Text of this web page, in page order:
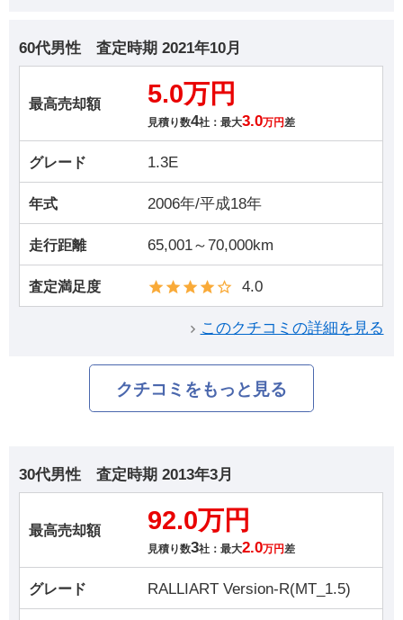
60代男性 査定時期 2021年10月
最高売却額 5.0万円
見積り数4社：最大3.0万円差
グレード 1.3E
年式 2006年/平成18年
走行距離 65,001～70,000km
査定満足度 4.0
このクチコミの詳細を見る
クチコミをもっと見る
30代男性 査定時期 2013年3月
最高売却額 92.0万円
見積り数3社：最大2.0万円差
グレード RALLIART Version-R(MT_1.5)